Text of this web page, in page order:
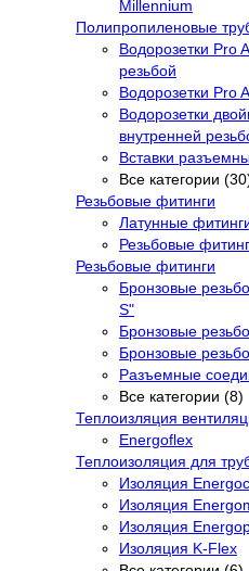
Millennium
Полипропиленовые
Водорозетки Pro
резьбой
Водорозетки Pro
Водорозетки
внутренней
Вставки
Все категории
Резьбовые фитинги
Латунные
Резьбовые
Резьбовые фитинги
Бронзовые
S"
Бронзовые
Бронзовые
Разъемные
Все категории (8)
Теплоизляция
Energoflex
Теплоизоляция для
Изоляция
Изоляция
Изоляция
Изоляция K-Flex